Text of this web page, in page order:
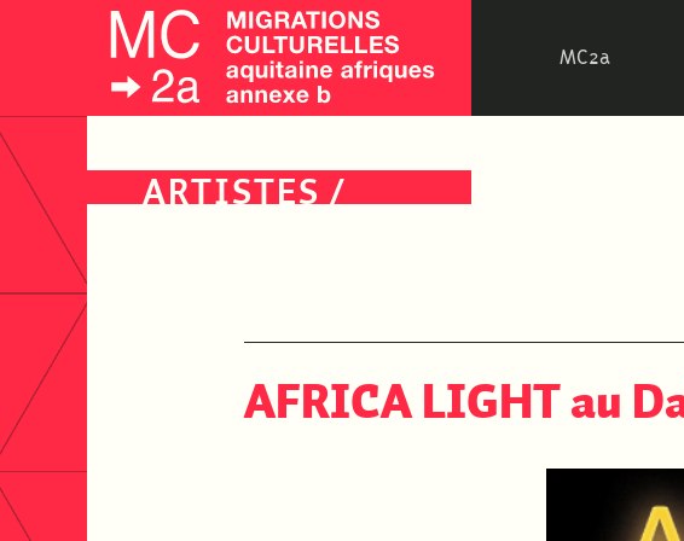
MC2a
ARTISTES/
AFRICA LIGHT au